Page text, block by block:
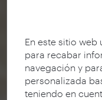
En este sitio
para recabar
navegación y
personalizada
teniendo en